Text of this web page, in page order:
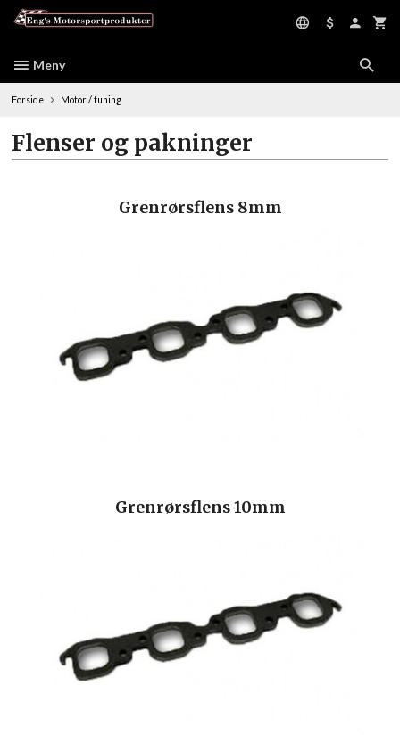
Meny
Forside Motor / tuning
Flenser og pakninger
Grenrørsflens 8mm
Grenrørsflens 10mm